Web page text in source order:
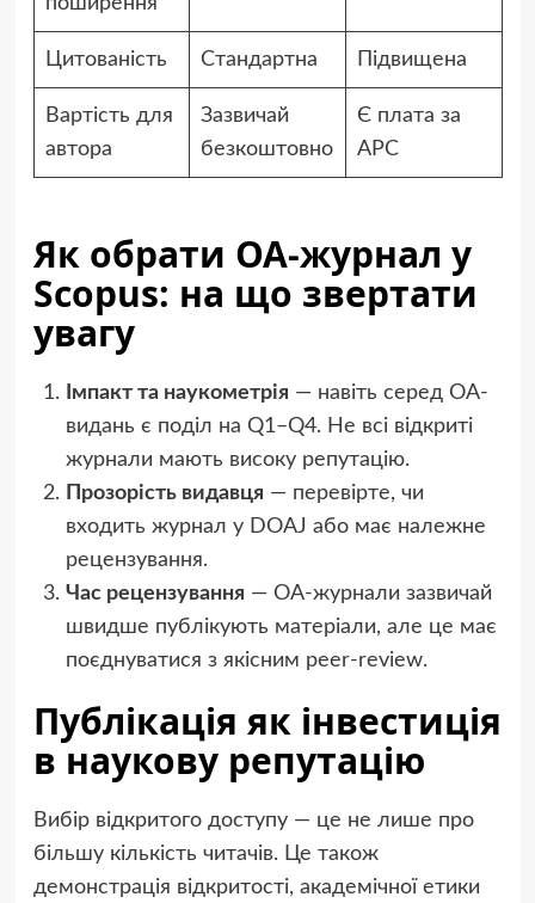
Цитованість Стандартна Підвищена
Вартість для
автора
Зазвичай
безкоштовно
Є плата за
APC
Як обрати OA-журнал у
Scopus: на що звертати
увагу
Імпакт та наукометрія — навіть серед OA-
видань є поділ на Q1–Q4. Не всі відкриті
журнали мають високу репутацію.
Прозорість видавця — перевірте, чи
входить журнал у DOAJ або має належне
рецензування.
Час рецензування — OA-журнали зазвичай
швидше публікують матеріали, але це має
поєднуватися з якісним peer-review.
Публікація як інвестиція
в наукову репутацію
Вибір відкритого доступу — це не лише про
більшу кількість читачів. Це також
демонстрація відкритості, академічної етики